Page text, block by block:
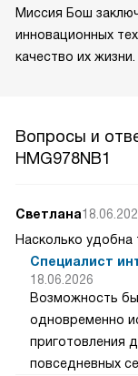
Миссия Бош
инновационных
качество их жизни.
Вопросы и
HMG978NB1
Светлана
Насколько удобна
Специалист
18.06.2026
Возможность
одновременно
приготовления
повседневных